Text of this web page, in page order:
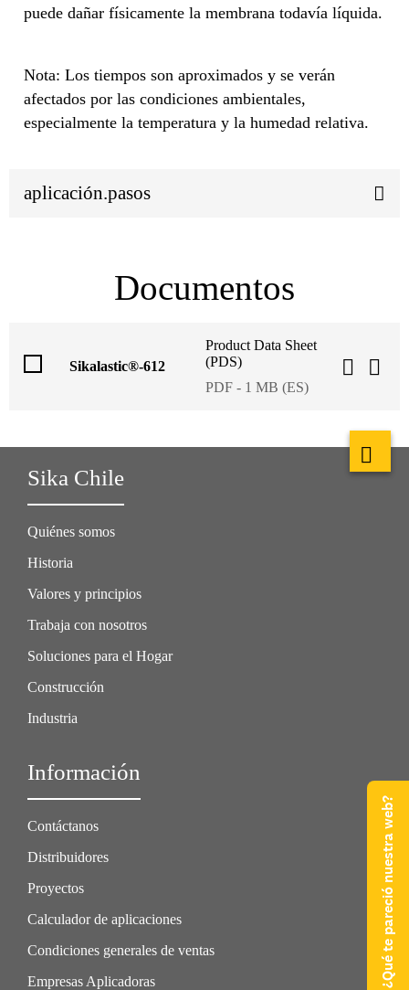
puede dañar físicamente la membrana todavía líquida.
Nota: Los tiempos son aproximados y se verán
afectados por las condiciones ambientales,
especialmente la temperatura y la humedad relativa.
aplicación.pasos
Documentos
Sikalastic®-612
Product Data Sheet
(PDS)
PDF - 1 MB (ES)
Sika Chile
Quiénes somos
Historia
Valores y principios
Trabaja con nosotros
Soluciones para el Hogar
Construcción
Industria
Información
Contáctanos
Distribuidores
Proyectos
Calculador de aplicaciones
Condiciones generales de ventas
Empresas Aplicadoras
¿Qué te pareció nuestra web?